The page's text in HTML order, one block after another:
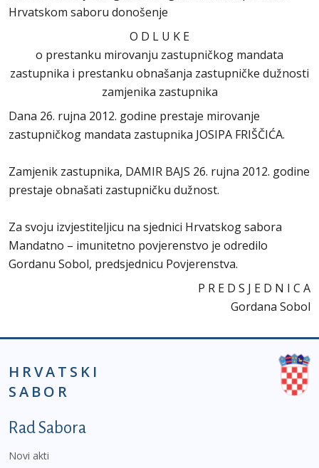
Hrvatskom saboru donošenje
O D L U K E
o prestanku mirovanju zastupničkog mandata
zastupnika i prestanku obnašanja zastupničke dužnosti
zamjenika zastupnika
Dana 26. rujna 2012. godine prestaje mirovanje
zastupničkog mandata zastupnika JOSIPA FRIŠČIĆA.
Zamjenik zastupnika, DAMIR BAJS 26. rujna 2012. godine
prestaje obnašati zastupničku dužnost.
Za svoju izvjestiteljicu na sjednici Hrvatskog sabora
Mandatno – imunitetno povjerenstvo je odredilo
Gordanu Sobol, predsjednicu Povjerenstva.
P R E D S J E D N I C A
Gordana Sobol
HRVATSKI
SABOR
Podnožje prvi izbornik
Rad Sabora
Novi akti